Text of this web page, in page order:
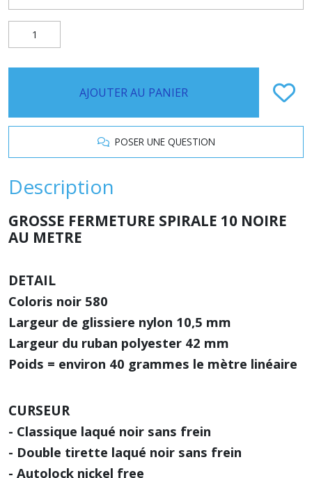
AJOUTER AU PANIER
POSER UNE QUESTION
Description
GROSSE FERMETURE SPIRALE 10 NOIRE
AU METRE
DETAIL
Coloris noir 580
Largeur de glissiere nylon 10,5 mm
Largeur du ruban polyester 42 mm
Poids = environ 40 grammes le mètre linéaire
CURSEUR
- Classique laqué noir sans frein
- Double tirette laqué noir sans frein
- Autolock nickel free